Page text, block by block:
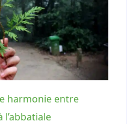
harmonie entre